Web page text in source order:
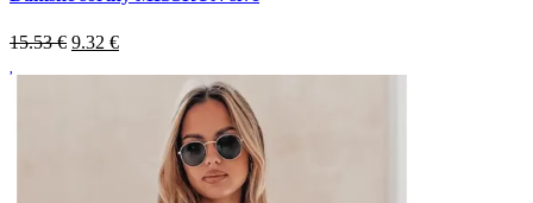
15.53 € 9.32 €